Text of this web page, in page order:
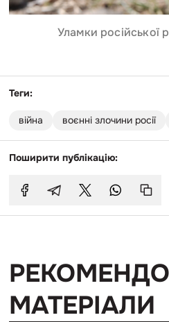
Уламки російської
Теги:
війна воєнні злочини росії
Поширити публікацію:
МАТЕРІАЛИ